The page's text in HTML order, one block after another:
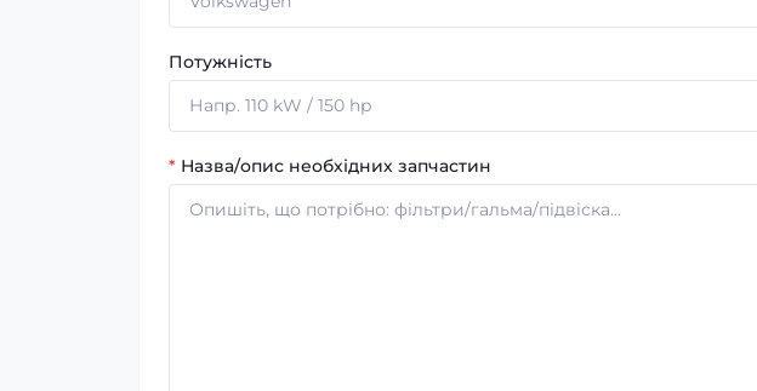
Потужність
* Назва/опис необхідних запчастин